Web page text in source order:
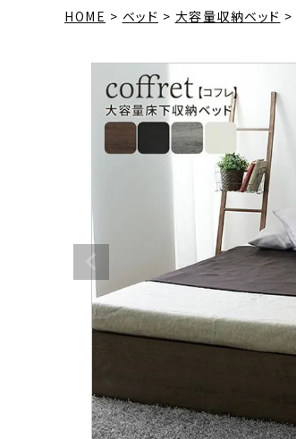
HOME
ベッド 大容量収納ベッド